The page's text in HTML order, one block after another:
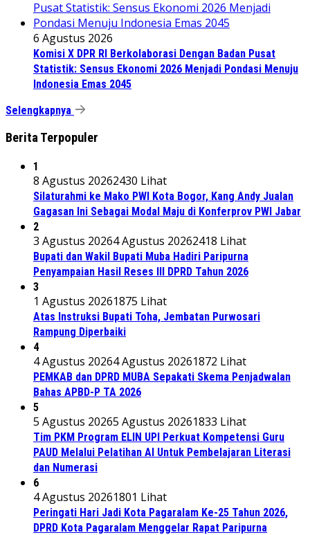
6 Agustus 2026
Komisi X DPR RI Berkolaborasi Dengan Badan Pusat
Statistik: Sensus Ekonomi 2026 Menjadi Pondasi Menuju
Indonesia Emas 2045
Selengkapnya
Berita Terpopuler
1
8 Agustus 20262430 Lihat
Silaturahmi ke Mako PWI Kota Bogor, Kang Andy Jualan
Gagasan Ini Sebagai Modal Maju di Konferprov PWI Jabar
2
3 Agustus 20264 Agustus 20262418 Lihat
Bupati dan Wakil Bupati Muba Hadiri Paripurna
Penyampaian Hasil Reses III DPRD Tahun 2026
3
1 Agustus 20261875 Lihat
Atas Instruksi Bupati Toha, Jembatan Purwosari
Rampung Diperbaiki
4
4 Agustus 20264 Agustus 20261872 Lihat
PEMKAB dan DPRD MUBA Sepakati Skema Penjadwalan
Bahas APBD-P TA 2026
5
5 Agustus 20265 Agustus 20261833 Lihat
Tim PKM Program ELIN UPI Perkuat Kompetensi Guru
PAUD Melalui Pelatihan AI Untuk Pembelajaran Literasi
dan Numerasi
6
4 Agustus 20261801 Lihat
Peringati Hari Jadi Kota Pagaralam Ke-25 Tahun 2026,
DPRD Kota Pagaralam Menggelar Rapat Paripurna